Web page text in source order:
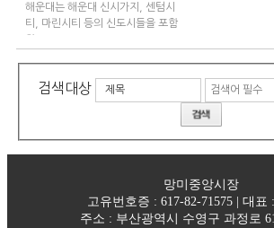
해운대는 해운대 신시가지, 센텀시
티, 마린시티 등의 신도시들을 포함
검색대상 제목
망미중앙시장
고유번호증 : 617-82-71575 | 대표
주소 : 부산광역시 수영구 과정로